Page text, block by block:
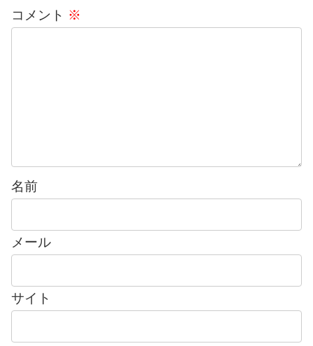
コメント ※
名前
メール
サイト